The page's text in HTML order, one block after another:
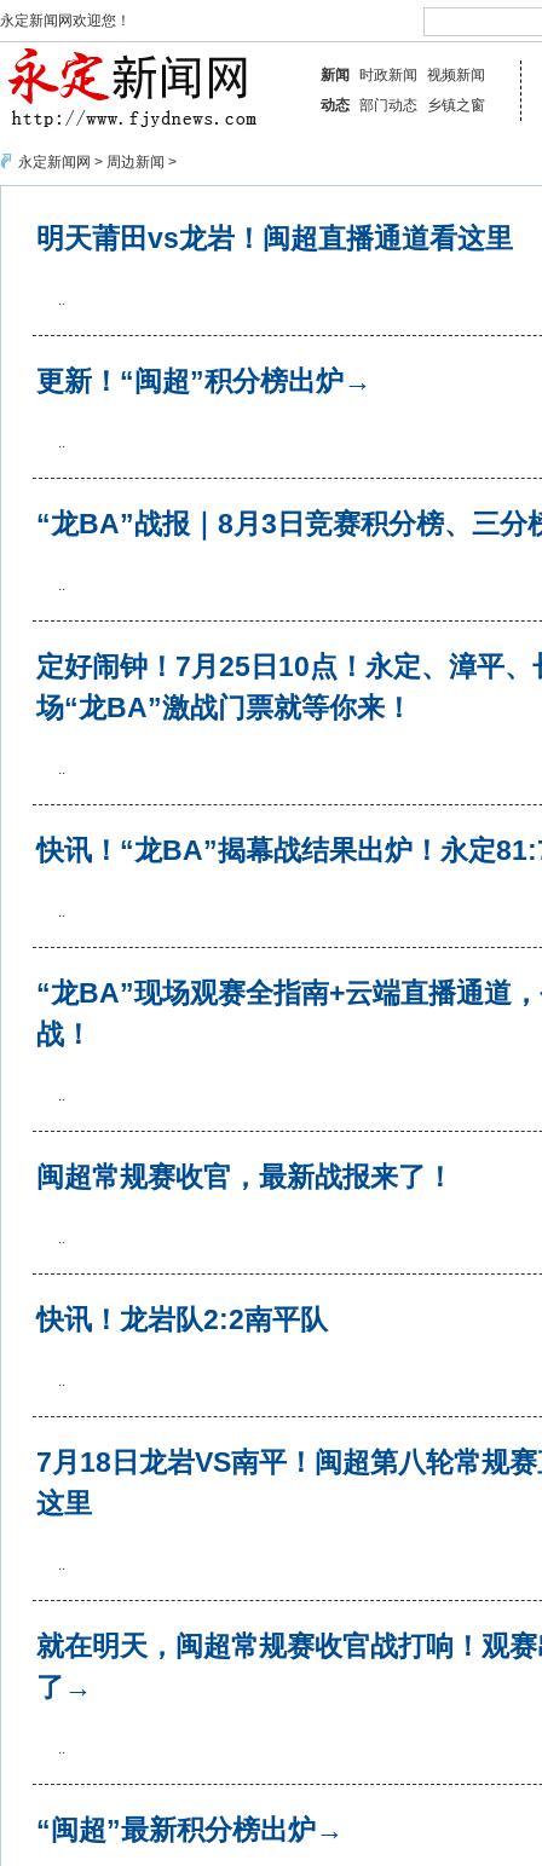
永定新闻网欢迎您！
新闻 时政新闻
视频新闻
动态 部门动态 乡镇之窗
永定新闻网 > 周边新闻 >
明天莆田vs龙岩！闽超直播通道看这里
..
更新！“闽超”积分榜出炉→
..
“龙BA”战报｜8月3日竞赛积分榜、三分
..
定好闹钟！7月25日10点！永定、漳平、
场“龙BA”激战门票就等你来！
..
快讯！“龙BA”揭幕战结果出炉！永定
..
“龙BA”现场观赛全指南+云端直播通道
战！
..
闽超常规赛收官，最新战报来了！
..
快讯！龙岩队2:2南平队
..
7月18日龙岩VS南平！闽超第八轮常规
这里
..
就在明天，闽超常规赛收官战打响！观
了→
..
“闽超”最新积分榜出炉→